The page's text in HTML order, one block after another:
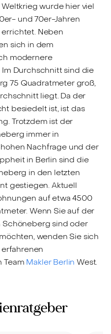
wurde hier viel
und 70er-Jahren
Neben
sich in dem
modernere
Durchschnitt sind die
75 Quadratmeter groß,
liegt. Da der
besiedelt ist, ist das
Trotzdem ist der
immer in
Nachfrage und der
in Berlin sind die
in den letzten
gestiegen. Aktuell
auf etwa 4500
Wenn Sie auf der
Schöneberg sind oder
möchten, wenden Sie sich
Team Makler Berlin West.